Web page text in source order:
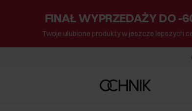
FINAŁ WYPRZEDAŻY DO -
Twoje ulubione produkty w jeszcze lepszych